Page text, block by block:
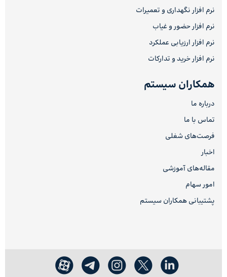
نرم افزار نگهداری و تعمیرات
نرم افزار حضور و غیاب
نرم افزار ارزیابی عملکرد
نرم افزار خرید و تدارکات
همکاران سیستم
درباره ما
تماس با ما
فرصت‌های شغلی
اخبار
مقاله‌های آموزشی
امور سهام
پشتیبانی همکاران سیستم